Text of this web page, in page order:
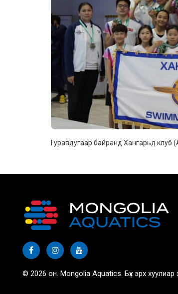
Гуравдугаар байранд Хангарьд клуб
© 2026 он. Mongolia Aquatics. Бүх эрх хуулиар